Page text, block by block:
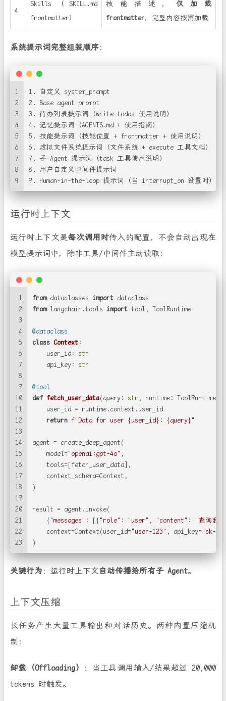
4
Skills（SKILL.md
frontmatter）
技能描述，仅加载
frontmatter，完整内容按需加载
系统提示词完整组装顺序：
1
2
3
4
5
6
7
8
9
1. 自定义 system_prompt
2. Base agent prompt
3. 待办列表提示词（write_todos 使用说明）
4. 记忆提示词（AGENTS.md + 使用指南）
5. 技能提示词（技能位置 + frontmatter + 使用说明）
6. 虚拟文件系统提示词（文件系统 + execute 工具文档）
7. 子 Agent 提示词（task 工具使用说明）
8. 用户自定义中间件提示词
9. Human-in-the-loop 提示词（当 interrupt_on 设置时）
运行时上下文
运行时上下文是每次调用时传入的配置，不会自动出现在
模型提示词中，除非工具/中间件主动读取：
1
2
3
4
5
6
7
8
9
10
11
12
13
14
15
16
17
18
19
20
21
22
23
from dataclasses import dataclass
from langchain.tools import tool, ToolRuntime
@dataclass
class Context:
    user_id:
str
    api_key:
str
@tool
def fetch_user_data(query: str , runtime:
    user_id = runtime.context.user_id
return f"Data for user {user_id} : {query}"
agent = create_deep_agent(
    model=
"openai:gpt-4o" ,
    tools=[fetch_user_data],
    context_schema=Context,
)
result = agent.invoke(
    {
"messages" : [{ "role" : "user" , "content" :
"查询我
    context=Context(user_id=
"user-123" , api_key="sk-
)
关键行为 ：运行时上下文自动传播给所有子 Agent。
上下文压缩
长任务产生大量工具输出和对话历史。两种内置压缩机
制：
卸载（Offloading）
：当工具调用输入/结果超过 20,000
tokens 时触发。